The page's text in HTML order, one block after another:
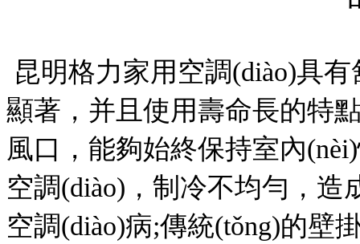
昆明格力家用空調(diào)具有
顯著，并且使用壽命長的特
風口，能夠始終保持室內
空調(diào)，制冷不均勻，造
空調(diào)病;傳統(tǒng)的壁